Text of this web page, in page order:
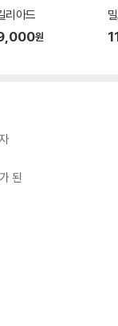
리아드
원
된